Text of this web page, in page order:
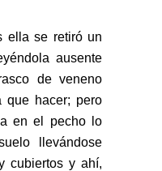
ella se retiró un
ausente
de veneno
que hacer; pero
en el pecho lo
llevándose
cubiertos y ahí,